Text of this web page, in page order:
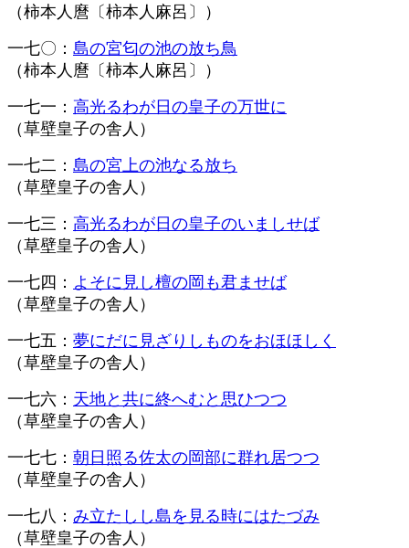
（柿本人麿〔柿本人麻呂〕）
一七〇： 島の宮匂の池の放ち鳥
（柿本人麿〔柿本人麻呂〕）
一七一： 高光るわが日の皇子の万世に
（草壁皇子の舎人）
一七二： 島の宮上の池なる放ち
（草壁皇子の舎人）
一七三： 高光るわが日の皇子のいましせば
（草壁皇子の舎人）
一七四： よそに見し檀の岡も君ませば
（草壁皇子の舎人）
一七五： 夢にだに見ざりしものをおほほしく
（草壁皇子の舎人）
一七六： 天地と共に終へむと思ひつつ
（草壁皇子の舎人）
一七七： 朝日照る佐太の岡部に群れ居つつ
（草壁皇子の舎人）
一七八： み立たしし島を見る時にはたづみ
（草壁皇子の舎人）